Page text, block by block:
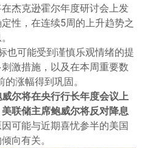
杰克逊霍尔年度研讨会上发
性，在连续5周的上升趋势之
也可能受到谨慎乐观情绪的提
激措施，以及在本周重要数
涨幅得到巩固。
尔将在央行行长年度会议上
联储主席鲍威尔将反对降息
可能与近期喜忧参半的美国
向有关。